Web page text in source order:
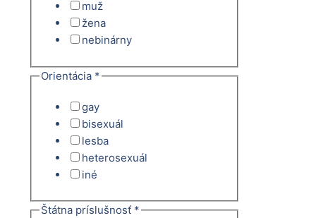
muž
žena
nebinárny
Orientácia *
gay
bisexuál
lesba
heterosexuál
iné
Štátna príslušnosť *